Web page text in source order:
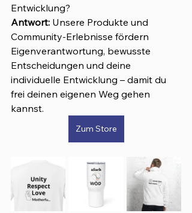
Entwicklung?
Antwort: Unsere Produkte und
Community-Erlebnisse fördern
Eigenverantwortung, bewusste
Entscheidungen und deine
individuelle Entwicklung – damit du
frei deinen eigenen Weg gehen
kannst.
Zum Store